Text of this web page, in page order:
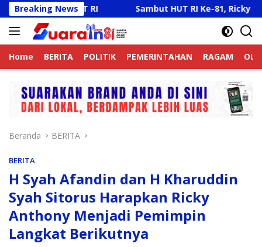
Langsung
ke
konten
Breaking News
HUT RI Sambut HUT RI Ke-81, Ricky Anthony
Home BERITA POLITIK PEMERINTAHAN RAGAM
Beranda BERITA
BERITA
H Syah Afandin dan H Kharuddin
Syah Sitorus Harapkan Ricky
Anthony Menjadi Pemimpin
Langkat Berikutnya